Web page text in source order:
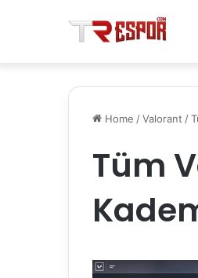
Home /Valorant /
Tüm